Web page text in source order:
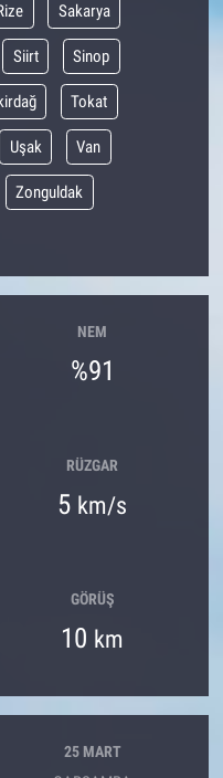
Sakarya
Siirt Sinop
Tokat
Uşak Van
Zonguldak
NEM
%91
RÜZGAR
5 km/s
GÖRÜŞ
10 km
25 MART